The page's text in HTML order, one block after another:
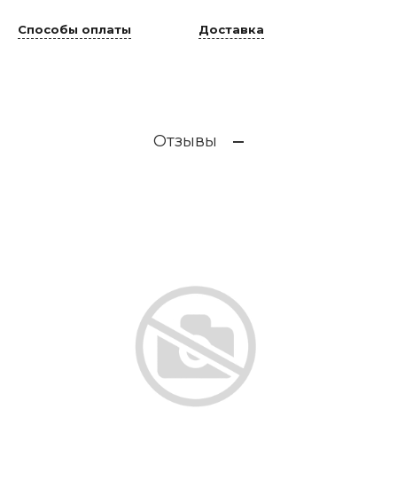
Способы оплаты Доставка
Отзывы